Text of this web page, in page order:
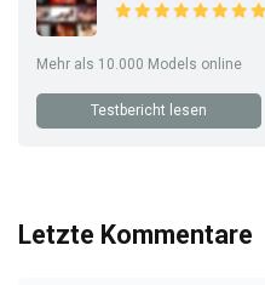
Mehr als 10.000 Models online
Testbericht lesen
Letzte Kommentare